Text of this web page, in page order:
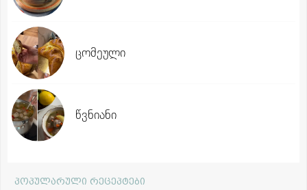
ცომეული
წვნიანი
პოპულარული რეცეპტები